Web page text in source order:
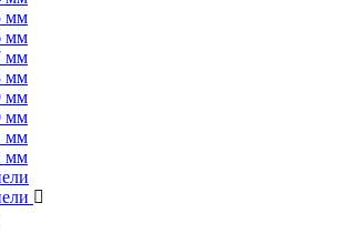
мм
мм
мм
мм
мм
мм
мм
мм